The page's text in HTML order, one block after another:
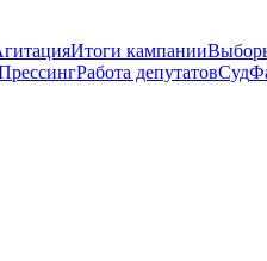
Итоги кампании
Работа депутатовСуд